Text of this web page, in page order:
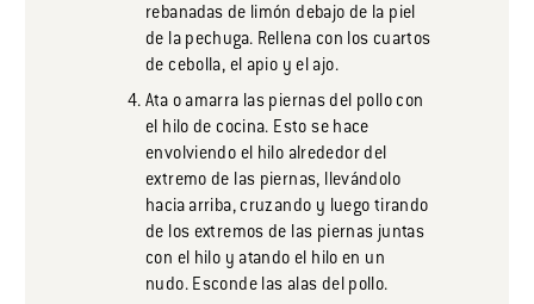
rebanadas de limón debajo de la piel
de la pechuga. Rellena con los cuartos
de cebolla, el apio y el ajo.
Ata o amarra las piernas del pollo con
el hilo de cocina. Esto se hace
envolviendo el hilo alrededor del
extremo de las piernas, llevándolo
hacia arriba, cruzando y luego tirando
de los extremos de las piernas juntas
con el hilo y atando el hilo en un
nudo. Esconde las alas del pollo.